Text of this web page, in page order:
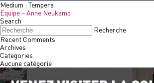
Medium : Tempera
Equipe – Anne Neukamp
Search
Recherche
Recent Comments
Archives
Categories
Aucune catégorie